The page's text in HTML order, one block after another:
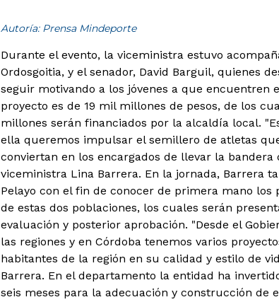
Autoría: Prensa Mindeporte
Durante el evento, la viceministra estuvo
Ordosgoitia, y el senador, David Barguil, quienes
seguir motivando a los jóvenes a que encuentren
proyecto es de 19 mil millones de pesos, de los
millones serán financiados por la alcaldía local.
ella queremos impulsar el semillero de atletas
conviertan en los encargados de llevar la
viceministra Lina Barrera. En la jornada, Barrera
Pelayo con el fin de conocer de primera mano
de estas dos poblaciones, los cuales serán
evaluación y posterior aprobación. "Desde el
las regiones y en Córdoba tenemos varios
habitantes de la región en su calidad y estilo de
Barrera. En el departamento la entidad ha
seis meses para la adecuación y construcción de